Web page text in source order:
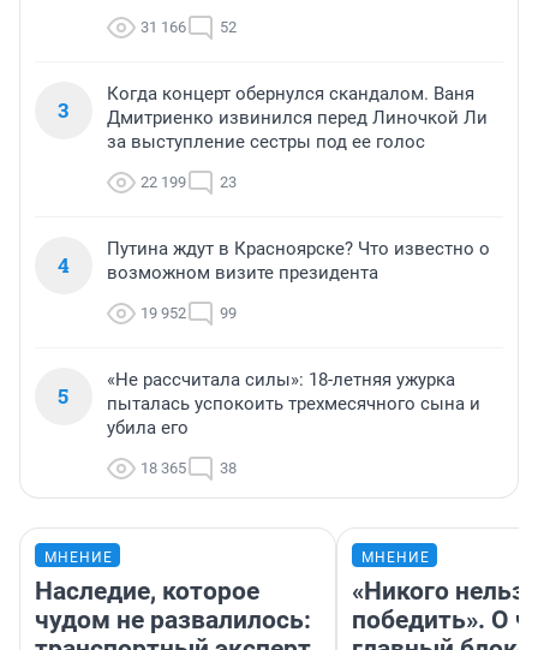
31 166 52
3
Когда концерт обернулся скандалом. Ваня
Дмитриенко извинился перед Линочкой Ли
за выступление сестры под ее голос
22 199 23
4
Путина ждут в Красноярске? Что известно о
возможном визите президента
19 952 99
5
«Не рассчитала силы»: 18-летняя ужурка
пыталась успокоить трехмесячного сына и
убила его
18 365 38
МНЕНИЕ
Наследие, которое
чудом не развалилось:
МНЕНИЕ
«Никого нельзя
победить». О